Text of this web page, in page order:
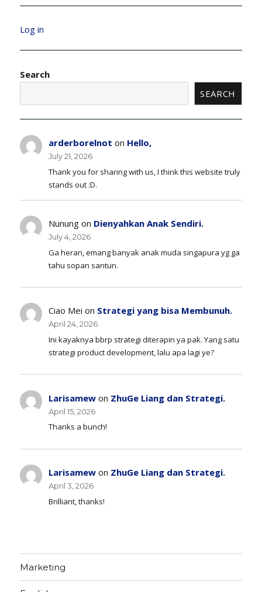
Log in
Search
SEARCH
arderborelnot on Hello,
July 21, 2026
Thank you for sharing with us, I think this website truly
stands out :D.
Nunung on Dienyahkan Anak Sendiri.
July 4, 2026
Ga heran, emang banyak anak muda singapura yg ga
tahu sopan santun.
Ciao Mei on Strategi yang bisa Membunuh.
April 24, 2026
Ini kayaknya bbrp strategi diterapin ya pak. Yang satu
strategi product development, lalu apa lagi ye?
Larisamew on ZhuGe Liang dan Strategi.
April 15, 2026
Thanks a bunch!
Larisamew on ZhuGe Liang dan Strategi.
April 3, 2026
Brilliant, thanks!
Marketing